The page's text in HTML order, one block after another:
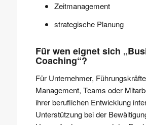
Zeitmanagement
strategische Planung
Für wen eignet sich
Coaching“?
Für Unternehmer,
Management, Teams oder
ihrer beruflichen Entwicklung
Unterstützung bei der